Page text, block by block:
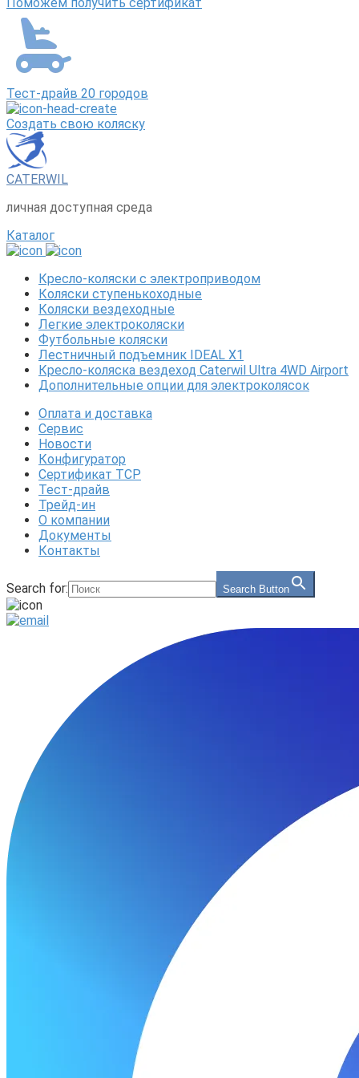
Тест-драйв 20 городов
Создать свою коляску
CATERWIL
личная доступная среда
Каталог
Кресло-коляски с электроприводом
Коляски ступенькоходные
Коляски вездеходные
Легкие электроколяски
Футбольные коляски
Лестничный подъемник IDEAL X1
Кресло-коляска вездеход Caterwil Ultra 4WD Airport
Дополнительные опции для электроколясок
Оплата и доставка
Сервис
Новости
Конфигуратор
Сертификат ТСР
Тест-драйв
Трейд-ин
О компании
Документы
Контакты
Search for: Search Button